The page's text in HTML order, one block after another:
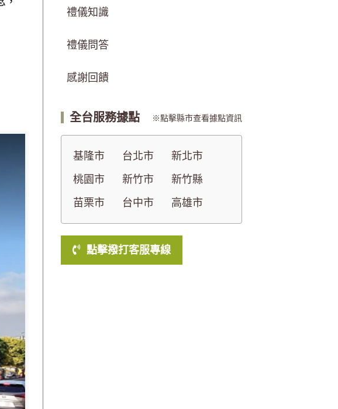
禮儀知識
禮儀問答
感謝回饋
全台服務據點 點擊縣市查看據點資訊
基隆市
桃園市
苗栗市
台北市
新竹市
台中市
新北市
新竹縣
高雄市
點擊撥打客服專線